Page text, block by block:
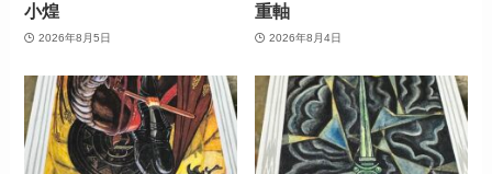
小煌
2026年8月5日
重軸
2026年8月4日